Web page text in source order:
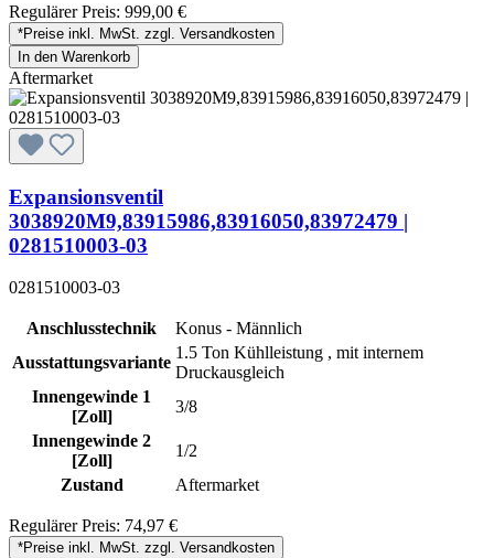
Regulärer Preis: 999,00 €
*Preise inkl. MwSt. zzgl. Versandkosten
In den Warenkorb
Aftermarket
Expansionsventil
3038920M9,83915986,83916050,83972479 |
0281510003-03
0281510003-03
Anschlusstechnik
Konus - Männlich
Ausstattungsvariante
1.5 Ton Kühlleistung , mit internem
Druckausgleich
Innengewinde 1
[Zoll]
3/8
Innengewinde 2
[Zoll]
1/2
Zustand
Aftermarket
Regulärer Preis: 74,97 €
*Preise inkl. MwSt. zzgl. Versandkosten